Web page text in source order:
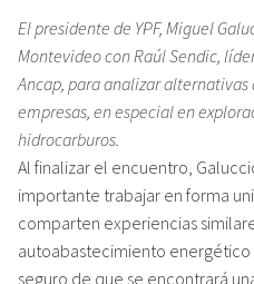
El presidente de YPF, Miguel
Montevideo con Raúl Sendic,
Ancap, para analizar
empresas, en especial en
hidrocarburos.
Al finalizar el encuentro,
importante trabajar en forma
comparten experiencias
autoabastecimiento energético
seguro de que se encontrará